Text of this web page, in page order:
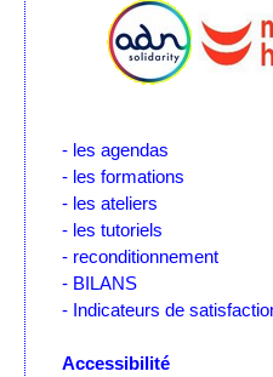
- les agendas
- les formations
- les ateliers
- les tutoriels
- reconditionnement
- BILANS
- Indicateurs de
Accessibilité